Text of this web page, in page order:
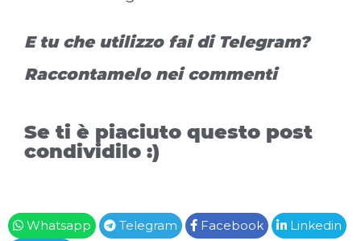
E tu che utilizzo fai di Telegram?
Raccontamelo nei commenti
Se ti è piaciuto questo post
condividilo :)
Whatsapp Telegram Facebook
Linkedin